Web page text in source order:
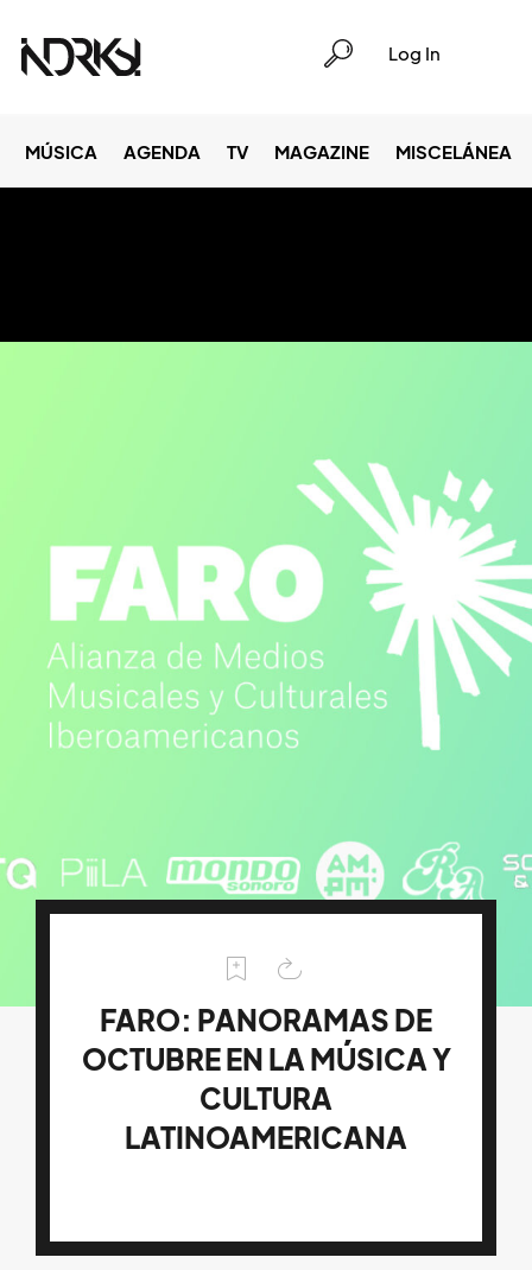
Log In
MÚSICA AGENDA TV MAGAZINE MISCELÁNEA
FARO: PANORAMAS DE
OCTUBRE EN LA MÚSICA Y
CULTURA
LATINOAMERICANA